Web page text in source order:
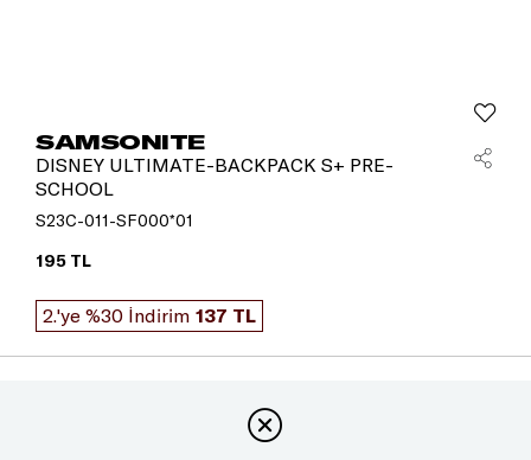
SAMSONITE
DISNEY ULTIMATE-BACKPACK S+ PRE-
SCHOOL
S23C-011-SF000*01
195 TL
2.'ye %30 İndirim 137 TL